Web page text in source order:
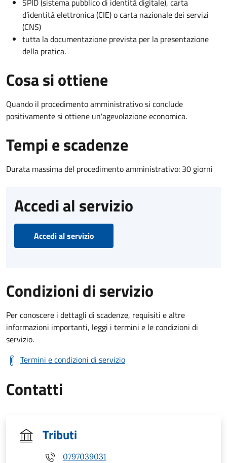
d’identità elettronica (CIE) o carta nazionale dei servizi
(CNS)
tutta la documentazione prevista per la presentazione
della pratica.
Cosa si ottiene
Quando il procedimento amministrativo si conclude
positivamente si ottiene un'agevolazione economica.
Tempi e scadenze
Durata massima del procedimento amministrativo: 30 giorni
Accedi al servizio
Accedi al servizio
Condizioni di servizio
Per conoscere i dettagli di scadenze, requisiti e altre
informazioni importanti, leggi i termini e le condizioni di
servizio.
Termini e condizioni di servizio
Contatti
Tributi
0797039031